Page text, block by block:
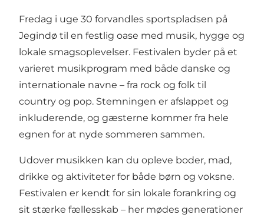
Fredag i uge 30 forvandles sportspladsen på
Jegindø til en festlig oase med musik, hygge og
lokale smagsoplevelser. Festivalen byder på et
varieret musikprogram med både danske og
internationale navne – fra rock og folk til
country og pop. Stemningen er afslappet og
inkluderende, og gæsterne kommer fra hele
egnen for at nyde sommeren sammen.
Udover musikken kan du opleve boder, mad,
drikke og aktiviteter for både børn og voksne.
Festivalen er kendt for sin lokale forankring og
sit stærke fællesskab – her mødes generationer